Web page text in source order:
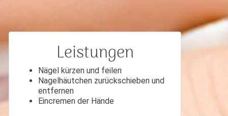
Leistungen
Nägel kürzen und feilen
Nagelhäutchen zurückschieben und
entfernen
Eincremen der Hände